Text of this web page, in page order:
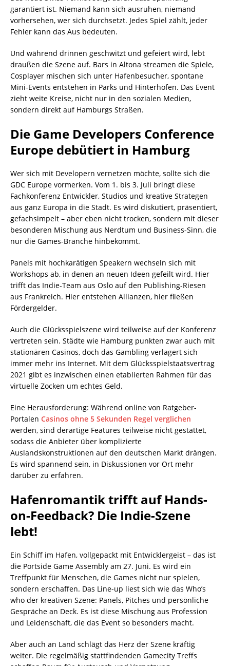
garantiert ist. Niemand kann sich ausruhen, niemand
vorhersehen, wer sich durchsetzt. Jedes Spiel zählt, jeder
Fehler kann das Aus bedeuten.
Und während drinnen geschwitzt und gefeiert wird, lebt
draußen die Szene auf. Bars in Altona streamen die Spiele,
Cosplayer mischen sich unter Hafenbesucher, spontane
Mini-Events entstehen in Parks und Hinterhöfen. Das Event
zieht weite Kreise, nicht nur in den sozialen Medien,
sondern direkt auf Hamburgs Straßen.
Die Game Developers Conference
Europe debütiert in Hamburg
Wer sich mit Developern vernetzen möchte, sollte sich die
GDC Europe vormerken. Vom 1. bis 3. Juli bringt diese
Fachkonferenz Entwickler, Studios und kreative Strategen
aus ganz Europa in die Stadt. Es wird diskutiert, präsentiert,
gefachsimpelt – aber eben nicht trocken, sondern mit dieser
besonderen Mischung aus Nerdtum und Business-Sinn, die
nur die Games-Branche hinbekommt.
Panels mit hochkarätigen Speakern wechseln sich mit
Workshops ab, in denen an neuen Ideen gefeilt wird. Hier
trifft das Indie-Team aus Oslo auf den Publishing-Riesen
aus Frankreich. Hier entstehen Allianzen, hier fließen
Fördergelder.
Auch die Glücksspielszene wird teilweise auf der Konferenz
vertreten sein. Städte wie Hamburg punkten zwar auch mit
stationären Casinos, doch das Gambling verlagert sich
immer mehr ins Internet. Mit dem Glücksspielstaatsvertrag
2021 gibt es inzwischen einen etablierten Rahmen für das
virtuelle Zocken um echtes Geld.
Eine Herausforderung: Während online von Ratgeber-
Portalen Casinos ohne 5 Sekunden Regel verglichen
werden, sind derartige Features teilweise nicht gestattet,
sodass die Anbieter über komplizierte
Auslandskonstruktionen auf den deutschen Markt drängen.
Es wird spannend sein, in Diskussionen vor Ort mehr
darüber zu erfahren.
Hafenromantik trifft auf Hands-
on-Feedback? Die Indie-Szene
lebt!
Ein Schiff im Hafen, vollgepackt mit Entwicklergeist – das ist
die Portside Game Assembly am 27. Juni. Es wird ein
Treffpunkt für Menschen, die Games nicht nur spielen,
sondern erschaffen. Das Line-up liest sich wie das Who’s
who der kreativen Szene: Panels, Pitches und persönliche
Gespräche an Deck. Es ist diese Mischung aus Profession
und Leidenschaft, die das Event so besonders macht.
Aber auch an Land schlägt das Herz der Szene kräftig
weiter. Die regelmäßig stattfindenden Gamecity Treffs